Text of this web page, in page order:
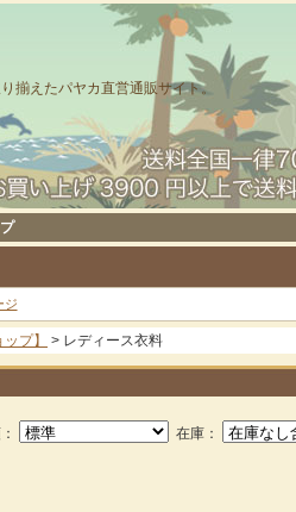
揃えたパヤカ直営通販サイト。
ジ
プ】 > レディース衣料
在庫：